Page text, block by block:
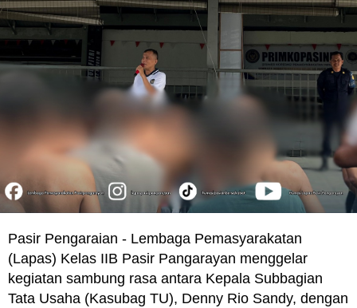
Pasir Pengaraian - Lembaga Pemasyarakatan
(Lapas) Kelas IIB Pasir Pangarayan menggelar
kegiatan sambung rasa antara Kepala Subbagian
Tata Usaha (Kasubag TU), Denny Rio Sandy, dengan